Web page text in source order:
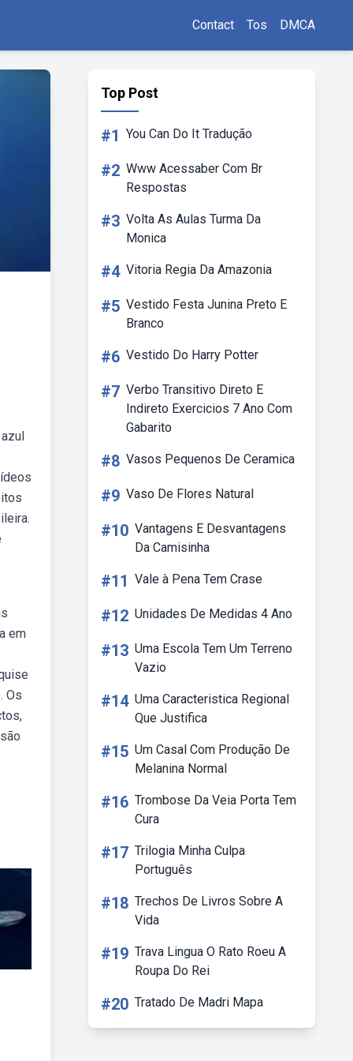
Contact Tos DMCA
em
Os
Top Post
#1 You Can Do It Tradução
#2 Www Acessaber Com Br
Respostas
#3 Volta As Aulas Turma Da
Monica
#4 Vitoria Regia Da Amazonia
#5 Vestido Festa Junina Preto E
Branco
#6 Vestido Do Harry Potter
#7 Verbo Transitivo Direto E
Indireto Exercicios 7 Ano Com
Gabarito
#8 Vasos Pequenos De Ceramica
#9 Vaso De Flores Natural
#10 Vantagens E Desvantagens
Da Camisinha
#11 Vale à Pena Tem Crase
#12 Unidades De Medidas 4 Ano
#13 Uma Escola Tem Um Terreno
Vazio
#14 Uma Caracteristica Regional
Que Justifica
#15 Um Casal Com Produção De
Melanina Normal
#16 Trombose Da Veia Porta Tem
Cura
#17 Trilogia Minha Culpa
Português
#18 Trechos De Livros Sobre A
Vida
#19 Trava Lingua O Rato Roeu A
Roupa Do Rei
#20 Tratado De Madri Mapa